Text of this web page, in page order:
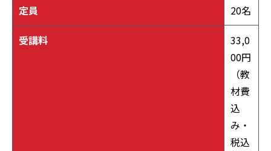
定員 20名
受講料
33,0
00円
（教
材費
込
み・
税込